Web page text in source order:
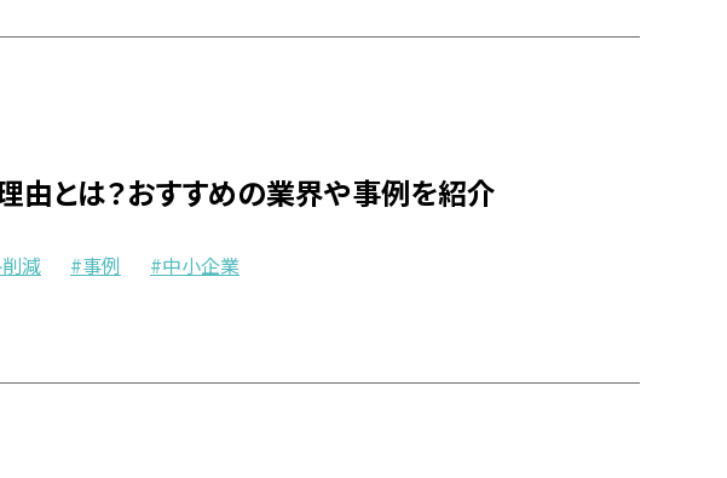
由とは？おすすめの業界や事例を紹介
削減 事例 中小企業